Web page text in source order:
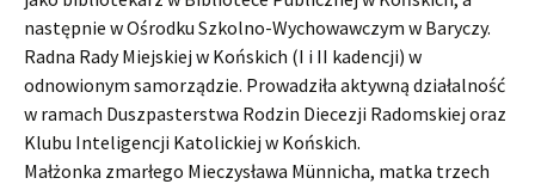
następnie w Ośrodku Szkolno-Wychowawczym w Baryczy.
Radna Rady Miejskiej w Końskich (I i II kadencji) w
odnowionym samorządzie. Prowadziła aktywną działalność
w ramach Duszpasterstwa Rodzin Diecezji Radomskiej oraz
Klubu Inteligencji Katolickiej w Końskich.
Małżonka zmarłego Mieczysława Münnicha, matka trzech